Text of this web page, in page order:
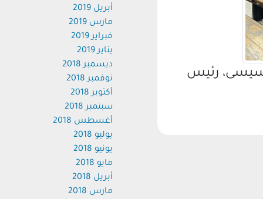
رئيس
أبريل 2019
مارس 2019
فبراير 2019
يناير 2019
ديسمبر 2018
نوفمبر 2018
أكتوبر 2018
سبتمبر 2018
أغسطس 2018
يوليو 2018
يونيو 2018
مايو 2018
أبريل 2018
مارس 2018